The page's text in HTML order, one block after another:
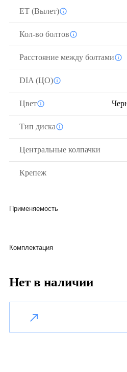
ЕТ (Вылет)
Кол-во болтов
Расстояние между болтами
DIA (ЦО)
Цвет
Тип диска
Центральные колпачки
Крепеж
Применяемость
Комплектация
Нет в наличии